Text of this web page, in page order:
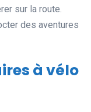
sur la route.
des aventures
à vélo